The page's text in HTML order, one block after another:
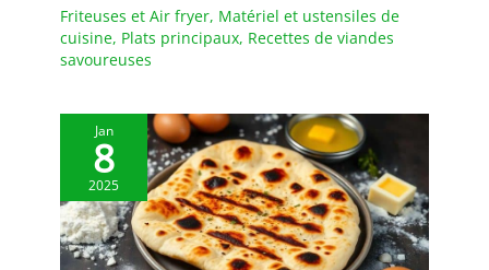
de cuisson antiadhésives
disposent d'unebordure
sulfurisé de glisser et
lesjus/sauces de se
renverser tout en offrant
une circulation d'air et
une distributionde
chaleur suffisantes pour
une cuisson homogène.
Friteuses et Air fryer, Matériel et ustensiles de
cuisine, Plats principaux, Recettes de viandes
savoureuses
Jan
8
2025